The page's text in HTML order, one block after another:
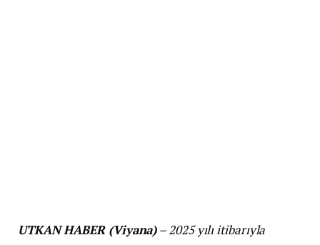
UTKAN HABER (Viyana)– 2025 yılı itibarıyla